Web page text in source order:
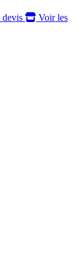
devis
Voir les